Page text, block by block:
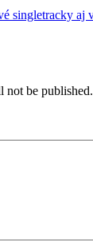
singletracky aj
not be